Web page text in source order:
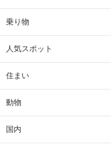
乗り物
人気スポット
住まい
動物
国内